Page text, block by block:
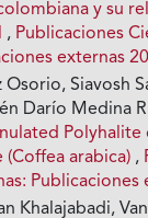
y su
, Publicaciones
externas
Osorio, Siavosh
Darío Medina
Polyhalite
arabica) ,
Publicaciones
Khalajabadi,